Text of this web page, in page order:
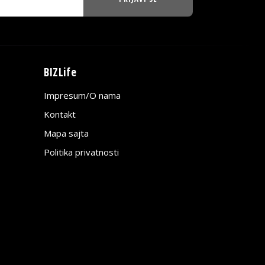
BIZLife
Impresum/O nama
Kontakt
Mapa sajta
Politika privatnosti